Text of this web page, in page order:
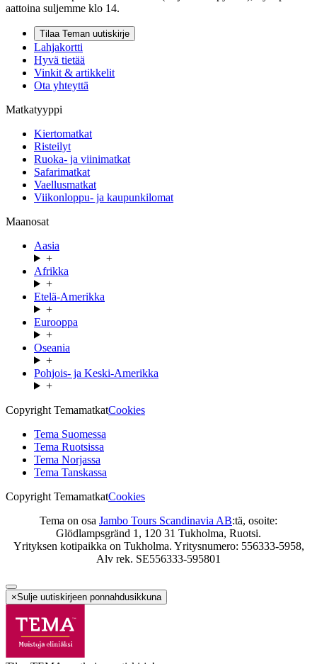
aattoina suljemme klo 14.
Tilaa Teman uutiskirje
Lahjakortti
Hyvä tietää
Vinkit & artikkelit
Ota yhteyttä
Matkatyyppi
Kiertomatkat
Risteilyt
Ruoka- ja viinimatkat
Safarimatkat
Vaellusmatkat
Viikonloppu- ja kaupunkilomat
Maanosat
Aasia
+
Afrikka
+
Etelä-Amerikka
+
Eurooppa
+
Oseania
+
Pohjois- ja Keski-Amerikka
+
Copyright TemamatkatCookies
Tema Suomessa
Tema Ruotsissa
Tema Norjassa
Tema Tanskassa
Copyright TemamatkatCookies
Tema on osa Jambo Tours Scandinavia AB:tä, osoite:
Glödlampsgränd 1, 120 31 Tukholma, Ruotsi.
Yrityksen kotipaikka on Tukholma. Yritysnumero: 556333-5958,
Alv rek. SE556333-595801
×Sulje uutiskirjeen ponnahdusikkuna